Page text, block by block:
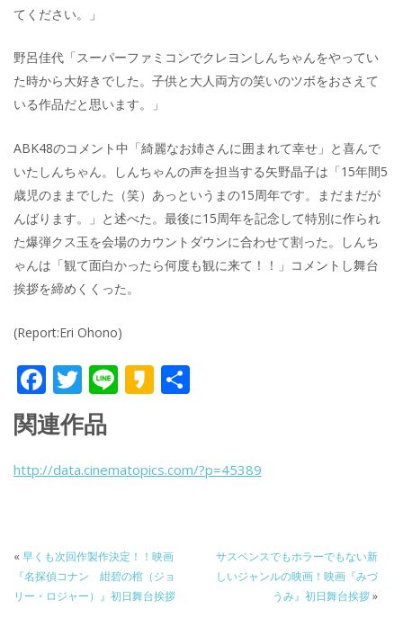
てください。」
野呂佳代「スーパーファミコンでクレヨンしんちゃんをやってい
た時から大好きでした。子供と大人両方の笑いのツボをおさえて
いる作品だと思います。」
ABK48のコメント中「綺麗なお姉さんに囲まれて幸せ」と喜んで
いたしんちゃん。しんちゃんの声を担当する矢野晶子は「15年間5
歳児のままでした（笑）あっというまの15周年です。まだまだが
んばります。」と述べた。最後に15周年を記念して特別に作られ
た爆弾クス玉を会場のカウントダウンに合わせて割った。しんち
ゃんは「観て面白かったら何度も観に来て！！」コメントし舞台
挨拶を締めくくった。
(Report:Eri Ohono)
F
ac
e
b
k
T
w
itt
er
Li K
a
関連作品
http://data.cinematopics.com/?p=45389
« 早くも次回作製作決定！！映画
『名探偵コナン 紺碧の棺（ジョ
リー・ロジャー）』初日舞台挨拶
サスペンスでもホラーでもない新
しいジャンルの映画！映画『みづ
うみ』初日舞台挨拶»